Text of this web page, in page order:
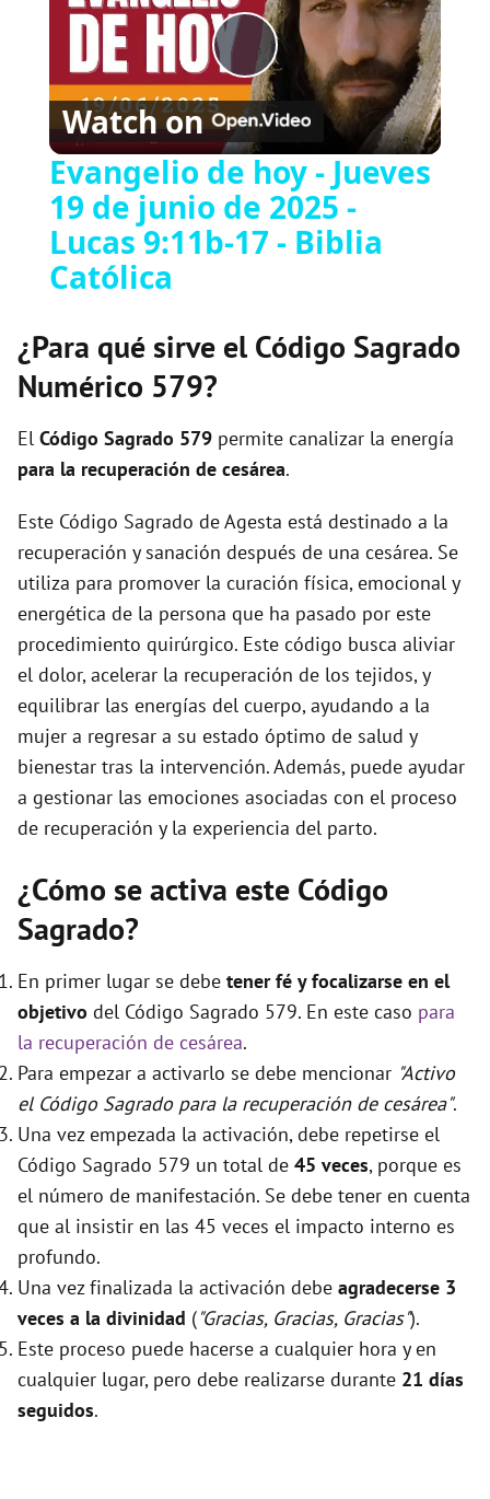
P
l
a
V
d
e
o
Watch on
Evangelio de hoy - Jueves
19 de junio de 2025 -
Lucas 9:11b-17 - Biblia
Católica
¿Para qué sirve el Código Sagrado
Numérico 579?
El Código Sagrado 579 permite canalizar la energía
para la recuperación de cesárea.
Este Código Sagrado de Agesta está destinado a la
recuperación y sanación después de una cesárea. Se
utiliza para promover la curación física, emocional y
energética de la persona que ha pasado por este
procedimiento quirúrgico. Este código busca aliviar
el dolor, acelerar la recuperación de los tejidos, y
equilibrar las energías del cuerpo, ayudando a la
mujer a regresar a su estado óptimo de salud y
bienestar tras la intervención. Además, puede ayudar
a gestionar las emociones asociadas con el proceso
de recuperación y la experiencia del parto.
¿Cómo se activa este Código
Sagrado?
En primer lugar se debe tener fé y focalizarse en el
objetivo del Código Sagrado 579. En este caso para
la recuperación de cesárea.
Para empezar a activarlo se debe mencionar "Activo
el Código Sagrado para la recuperación de cesárea".
Una vez empezada la activación, debe repetirse el
Código Sagrado 579 un total de 45 veces, porque es
el número de manifestación. Se debe tener en cuenta
que al insistir en las 45 veces el impacto interno es
profundo.
Una vez finalizada la activación debe agradecerse 3
veces a la divinidad ("Gracias, Gracias, Gracias").
Este proceso puede hacerse a cualquier hora y en
cualquier lugar, pero debe realizarse durante 21 días
seguidos.